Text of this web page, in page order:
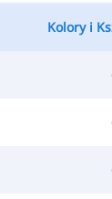
Kolory i